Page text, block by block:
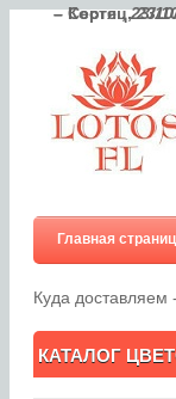
Главная
Куда доставляем -
КАТАЛОГ
– Костя ,23/
– Сергец,23/